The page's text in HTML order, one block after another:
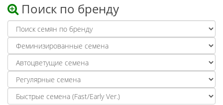
Поиск по бренду